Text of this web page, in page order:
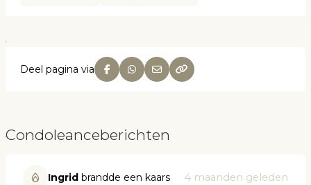
Deel pagina via
Condoleanceberichten
Ingrid brandde een kaars 4 maanden geleden